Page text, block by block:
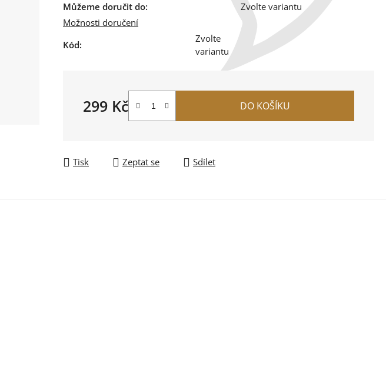
Můžeme doručit do:
Zvolte variantu
Možnosti doručení
Kód:
Zvolte
variantu
299 Kč
Měrná cena:
DO KOŠÍKU
Tisk Zeptat se Sdílet